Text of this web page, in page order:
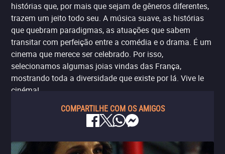
histórias que, por mais que sejam de gêneros diferentes,
trazem um jeito todo seu. A música suave, as histórias
que quebram paradigmas, as atuações que sabem
transitar com perfeição entre a comédia e o drama. É um
cinema que merece ser celebrado. Por isso,
selecionamos algumas joias vindas das França,
mostrando toda a diversidade que existe por lá. Vive le
cinéma!
COMPARTILHE COM OS AMIGOS